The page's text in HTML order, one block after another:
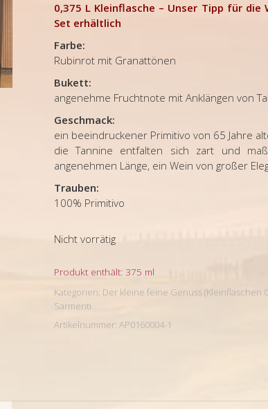
0,375 L Kleinflasche – Unser Tipp für die
Set erhältlich
Farbe:
Rubinrot mit Granattönen
Bukett:
angenehme Fruchtnote mit Anklängen von
Geschmack:
ein beeindruckener Primitivo von 65 Jahre
die Tannine entfalten sich zart und
angenehmen Länge, ein Wein von großer
Trauben:
100% Primitivo
Nicht vorrätig
Produkt enthält: 375 ml
Kategorien: Der kleine feine Genuss (Kleinflaschen
Sarmenti
Artikelnummer: AP0160004-1